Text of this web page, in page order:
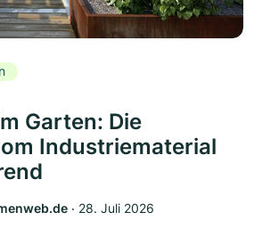
Garten: Die
Industriematerial
‧ 28. Juli 2026